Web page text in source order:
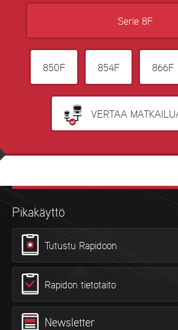
Serie 8F
850F 854F 866F
VERTAA
Pikakäyttö
Tutustu Rapidoon
Rapidon tietotaito
Newsletter